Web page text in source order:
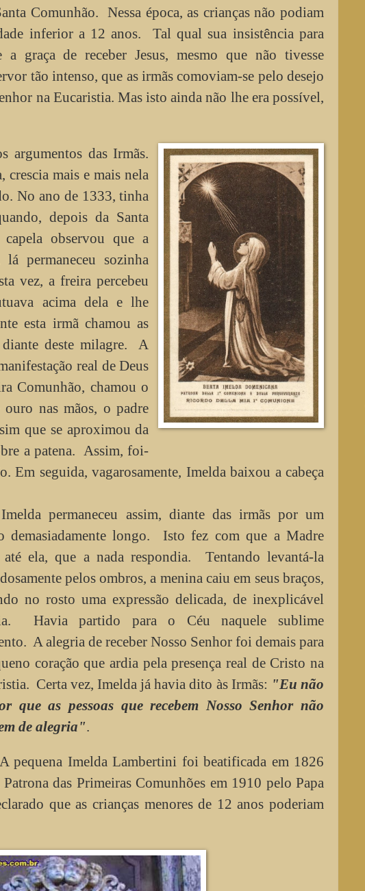
Comunhão. Nessa época, as crianças não podiam
inferior a 12 anos. Tal qual sua insistência para
graça de receber Jesus, mesmo que não tivesse
tão intenso, que as irmãs comoviam-se pelo desejo
na Eucaristia. Mas isto ainda não lhe era possível,
argumentos das Irmãs.
crescia mais e mais nela
No ano de 1333, tinha
depois da Santa
observou que a
permaneceu sozinha
vez, a freira percebeu
acima dela e lhe
esta irmã chamou as
diante deste milagre. A
real de Deus
Comunhão, chamou o
nas mãos, o padre
que se aproximou da
a patena. Assim, foi-
Em seguida, vagarosamente, Imelda baixou a cabeça
Imelda permaneceu assim, diante das irmãs por um
demasiadamente longo. Isto fez com que a Madre
até ela, que a nada respondia. Tentando levantá-la
pelos ombros, a menina caiu em seus braços,
no rosto uma expressão delicada, de inexplicável
Havia partido para o Céu naquele sublime
A alegria de receber Nosso Senhor foi demais para
coração que ardia pela presença real de Cristo na
Certa vez, Imelda já havia dito às Irmãs: "Eu não
que as pessoas que recebem Nosso Senhor não
de alegria".
A pequena Imelda Lambertini foi beatificada em 1826
das Primeiras Comunhões em 1910 pelo Papa
que as crianças menores de 12 anos poderiam